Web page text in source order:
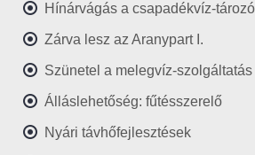
Hínárvágás a csapadékvíz-
Zárva lesz az Aranypart I.
Szünetel a melegvíz-
Álláslehetőség: fűtésszerelő
Nyári távhőfejlesztések